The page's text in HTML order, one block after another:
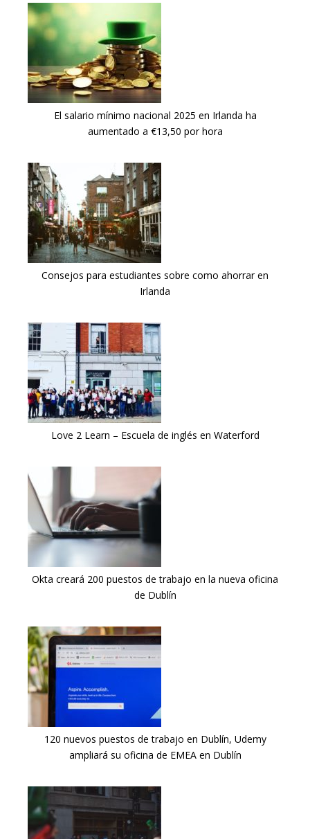
El salario mínimo nacional 2025 en Irlanda ha
aumentado a €13,50 por hora
Consejos para estudiantes sobre como ahorrar en
Irlanda
Love 2 Learn – Escuela de inglés en Waterford
Okta creará 200 puestos de trabajo en la nueva oficina
de Dublín
120 nuevos puestos de trabajo en Dublín, Udemy
ampliará su oficina de EMEA en Dublín